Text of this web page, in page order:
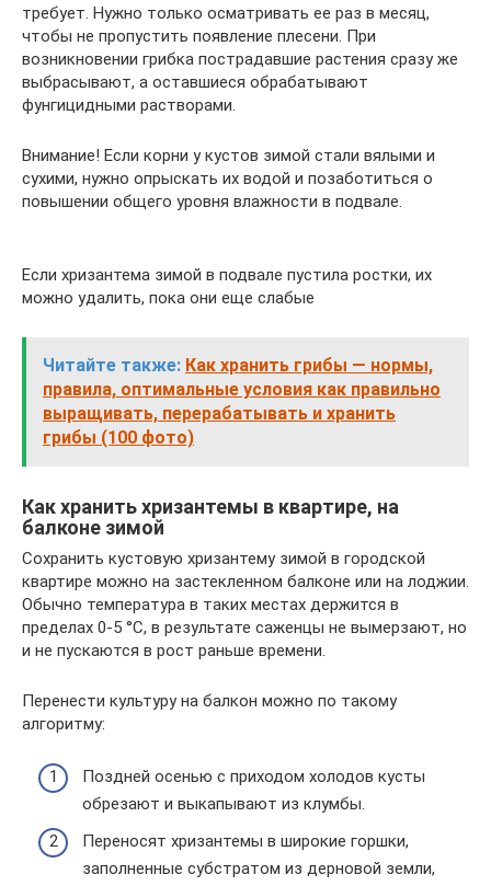
требует. Нужно только осматривать ее раз в месяц,
чтобы не пропустить появление плесени. При
возникновении грибка пострадавшие растения сразу же
выбрасывают, а оставшиеся обрабатывают
фунгицидными растворами.
Внимание! Если корни у кустов зимой стали вялыми и
сухими, нужно опрыскать их водой и позаботиться о
повышении общего уровня влажности в подвале.
Если хризантема зимой в подвале пустила ростки, их
можно удалить, пока они еще слабые
Читайте также: Как хранить грибы — нормы,
правила, оптимальные условия как правильно
выращивать, перерабатывать и хранить
грибы (100 фото)
Как хранить хризантемы в квартире, на
балконе зимой
Сохранить кустовую хризантему зимой в городской
квартире можно на застекленном балконе или на лоджии.
Обычно температура в таких местах держится в
пределах 0-5 °С, в результате саженцы не вымерзают, но
и не пускаются в рост раньше времени.
Перенести культуру на балкон можно по такому
алгоритму:
Поздней осенью с приходом холодов кусты
обрезают и выкапывают из клумбы.
Переносят хризантемы в широкие горшки,
заполненные субстратом из дерновой земли,